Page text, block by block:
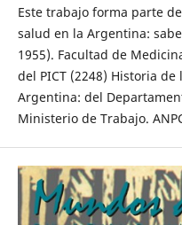
Este trabajo forma parte
salud en la Argentina:
1955). Facultad de
del PICT (2248) Historia
Argentina: del
Ministerio de Trabajo.